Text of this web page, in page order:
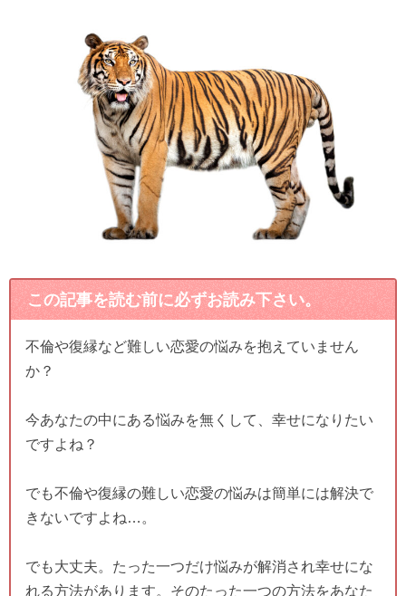
この記事を読む前に必ずお読み下さい。
不倫や復縁など難しい恋愛の悩みを抱えていません
か？
今あなたの中にある悩みを無くして、幸せになりたい
ですよね？
でも不倫や復縁の難しい恋愛の悩みは簡単には解決で
きないですよね…。
でも大丈夫。たった一つだけ悩みが解消され幸せにな
れる方法があります。そのたった一つの方法をあなた